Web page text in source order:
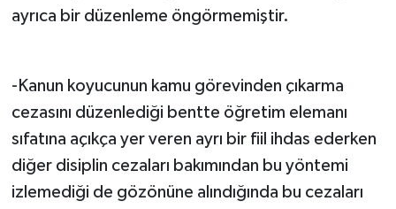
ayrıca bir düzenleme öngörmemiştir.
-Kanun koyucunun kamu görevinden çıkarma
cezasını düzenlediği bentte öğretim elemanı
sıfatına açıkça yer veren ayrı bir fiil ihdas ederken
diğer disiplin cezaları bakımından bu yöntemi
izlemediği de gözönüne alındığında bu cezaları